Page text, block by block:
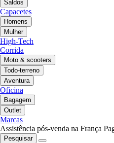
Saldos
Capacetes
Homens
Mulher
High-Tech
Corrida
Moto & scooters
Todo-terreno
Aventura
Oficina
Bagagem
Outlet
Marcas
Assistência pós-venda na França
Pesquisar